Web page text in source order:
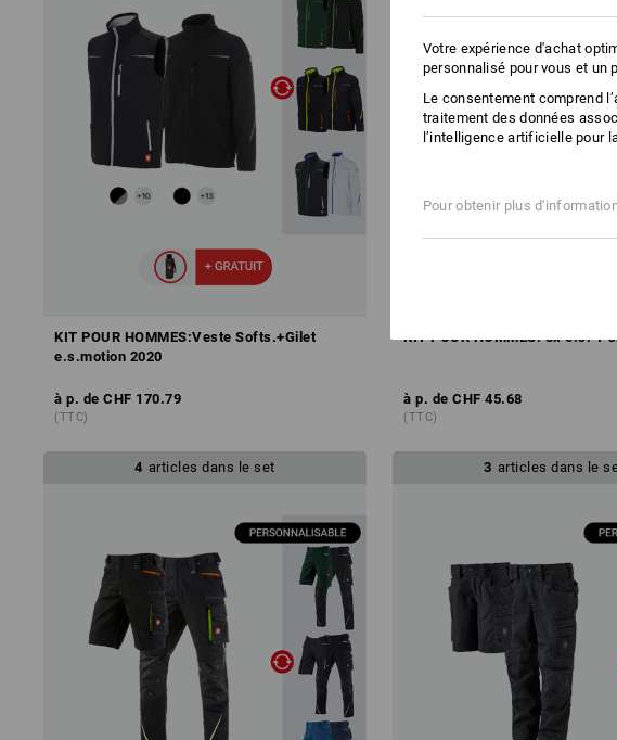
KIT POUR HOMMES:Veste Softs.+Gilet
e.s.motion 2020
à p. de CHF 170.79
(TTC)
KIT POUR HOMMES: 3x e.s. T-
à p. de CHF 45.68
(TTC)
4 articles dans le set 3 articles dans le
Votre expérience d'achat
personnalisé pour vous et
Le consentement comprend
traitement des données
l’intelligence artificielle pour
Pour obtenir plus